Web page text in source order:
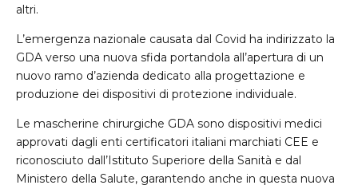
altri.
L’emergenza nazionale causata dal Covid ha indirizzato la
GDA verso una nuova sfida portandola all’apertura di un
nuovo ramo d’azienda dedicato alla progettazione e
produzione dei dispositivi di protezione individuale.
Le mascherine chirurgiche GDA sono dispositivi medici
approvati dagli enti certificatori italiani marchiati CEE e
riconosciuto dall’Istituto Superiore della Sanità e dal
Ministero della Salute, garantendo anche in questa nuova